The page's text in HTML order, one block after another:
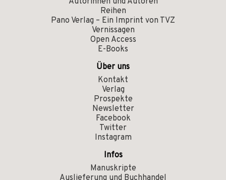
Reihen
Pano Verlag – Ein Imprint von TVZ
Vernissagen
Open Access
E-Books
Über uns
Kontakt
Verlag
Prospekte
Newsletter
Facebook
Twitter
Instagram
Infos
Manuskripte
Auslieferung und Buchhandel